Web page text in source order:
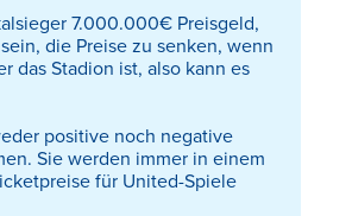
7.000.000€ Preisgeld,
die Preise zu senken, wenn
das Stadion ist, also kann es
positive noch negative
Sie werden immer in einem
für United-Spiele